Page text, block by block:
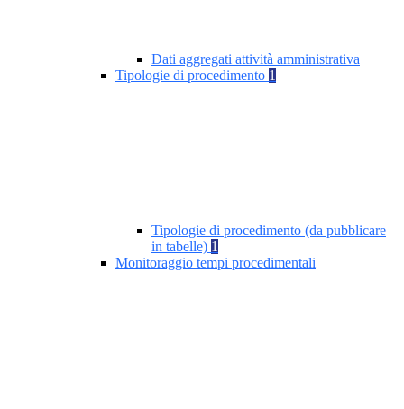
Dati aggregati attività amministrativa
Tipologie di procedimento 1
Tipologie di procedimento (da pubblicare
in tabelle) 1
Monitoraggio tempi procedimentali